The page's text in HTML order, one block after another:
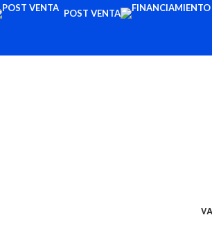
POST VENTA